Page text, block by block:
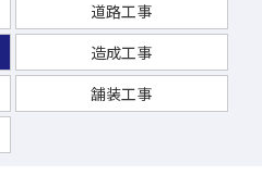
道路工事
造成工事
舗装工事